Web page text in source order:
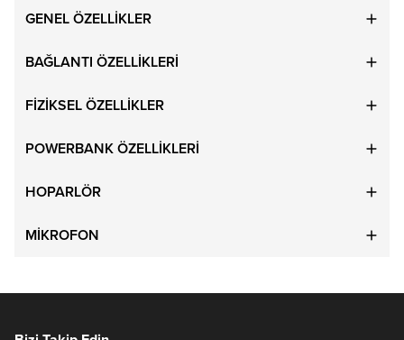
GENEL ÖZELLİKLER
BAĞLANTI ÖZELLİKLERİ
FİZİKSEL ÖZELLİKLER
POWERBANK ÖZELLİKLERİ
HOPARLÖR
MİKROFON